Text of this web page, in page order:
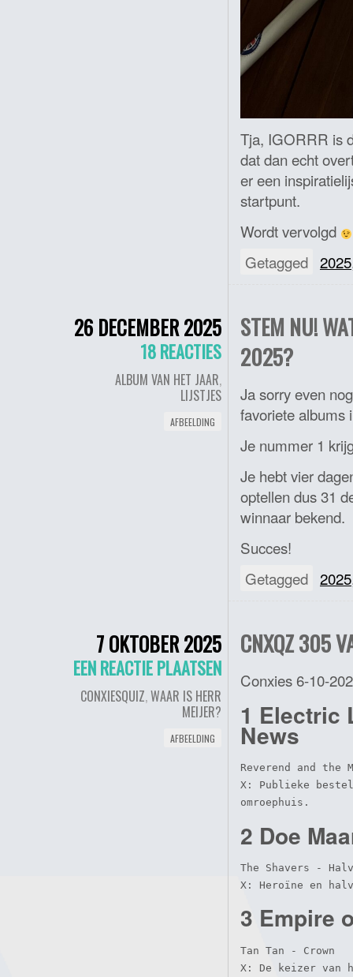
Tja, IGORRR is
dat dan echt
er een
startpunt.
Wordt vervolgd
Getagged 2025
26 DECEMBER 2025
18 REACTIES
ALBUM VAN HET JAAR,
LIJSTJES
AFBEELDING
STEM NU!
2025?
Ja sorry even
favoriete albums
Je nummer 1
Je hebt vier
optellen dus 31
winnaar bekend.
Succes!
Getagged 2025
7 OKTOBER 2025
EEN REACTIE PLAATSEN
CONXIESQUIZ,WAAR IS HERR
MEIJER?
AFBEELDING
CNXQZ 305
Conxies 6-10-
1 Electric
News
Reverend and the
X: Publieke bestel
omroephuis.
2 Doe
The Shavers -
X: Heroïne en
3 Empire
Tan Tan - Crown
X: De keizer van